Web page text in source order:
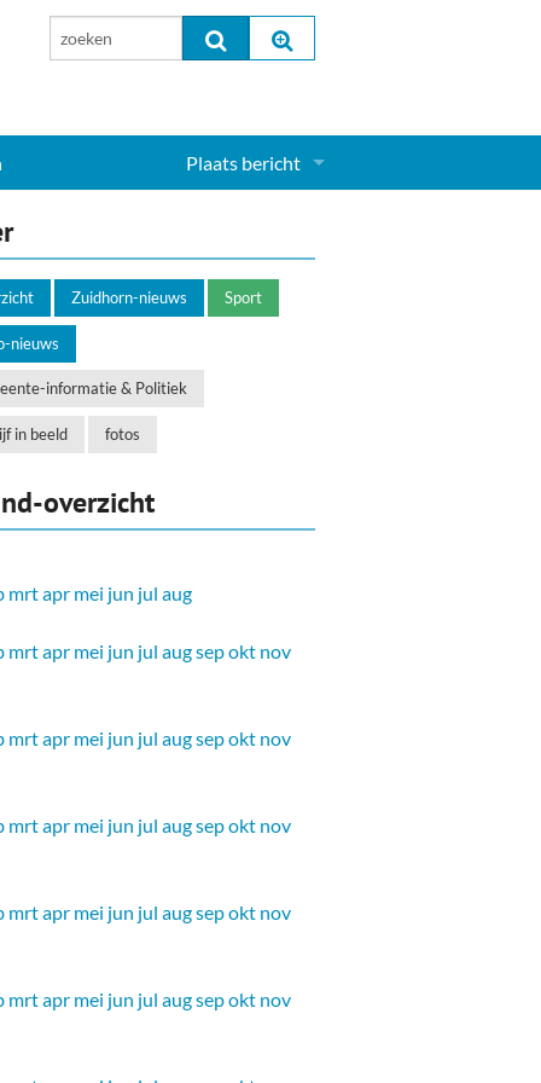
Plaats bericht
Zuidhorn-nieuws Sport
nieuws
informatie & Politiek
in beeld fotos
overzicht
mrtapr mei jun jul aug
mrtapr mei jun jul augsepokt nov
mrtapr mei jun jul augsepokt nov
mrtapr mei jun jul augsepokt nov
mrtapr mei jun jul augsepokt nov
mrtapr mei jun jul augsepokt nov